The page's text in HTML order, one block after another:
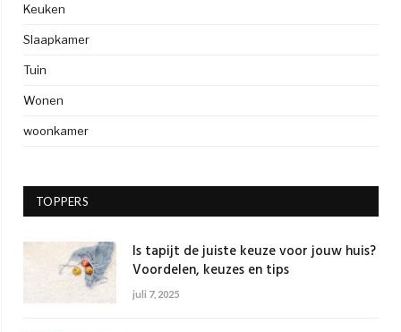
Keuken
Slaapkamer
Tuin
Wonen
woonkamer
TOPPERS
Is tapijt de juiste keuze voor jouw huis?
Voordelen, keuzes en tips
juli 7, 2025